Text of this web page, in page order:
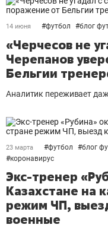
14 июня #футбол #блог
«Черчесов не
Черепанов
Бельгии
Аналитик переживает
23 марта #футбол #блог
#коронавирус
Экс-тренер
Казахстане на
режим ЧП,
военные